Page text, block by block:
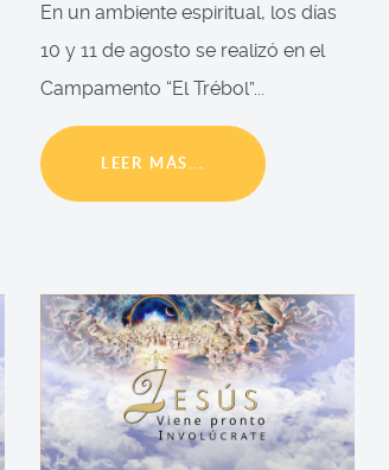
En un ambiente espiritual, los días
10 y 11 de agosto se realizó en el
Campamento “El Trébol”...
LEER MÁS...